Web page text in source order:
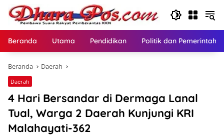
Langsung
konten
Beranda Utama Pendidikan Politik dan
Beranda Daerah
Daerah
4 Hari Bersandar di Dermaga Lanal
Tual, Warga 2 Daerah Kunjungi KRI
Malahayati-362